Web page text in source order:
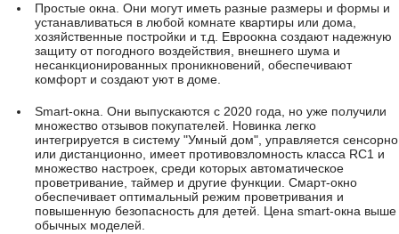
Простые окна. Они могут иметь разные размеры и формы и
устанавливаться в любой комнате квартиры или дома,
хозяйственные постройки и т.д. Евроокна создают надежную
защиту от погодного воздействия, внешнего шума и
несанкционированных проникновений, обеспечивают
комфорт и создают уют в доме.
Smart-окна. Они выпускаются с 2020 года, но уже получили
множество отзывов покупателей. Новинка легко
интегрируется в систему "Умный дом", управляется сенсорно
или дистанционно, имеет противовзломность класса RC1 и
множество настроек, среди которых автоматическое
проветривание, таймер и другие функции. Смарт-окно
обеспечивает оптимальный режим проветривания и
повышенную безопасность для детей. Цена smart-окна выше
обычных моделей.